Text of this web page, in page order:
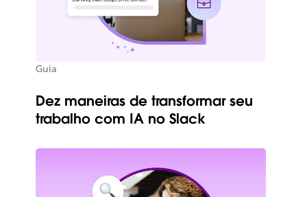
Guia
Dez maneiras de transformar seu
trabalho com IA no Slack